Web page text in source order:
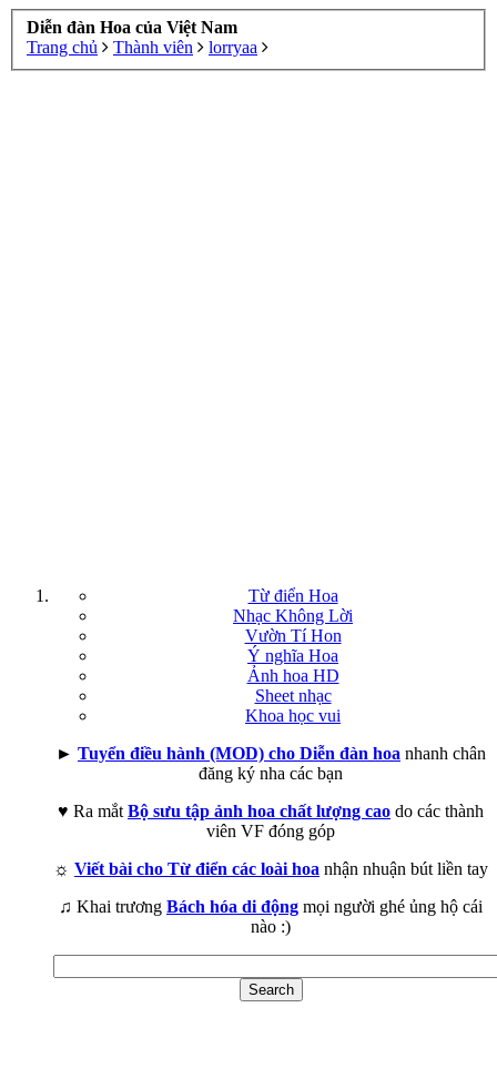
Diễn đàn Hoa của Việt Nam
Trang chủ
Thành viên lorryaa
Từ điển Hoa
Nhạc Không Lời
Vườn Tí Hon
Ý nghĩa Hoa
Ảnh hoa HD
Sheet nhạc
Khoa học vui
► Tuyển điều hành (MOD) cho Diễn đàn hoa nhanh chân
đăng ký nha các bạn
♥ Ra mắt Bộ sưu tập ảnh hoa chất lượng cao do các thành
viên VF đóng góp
☼ Viết bài cho Từ điển các loài hoa nhận nhuận bút liền tay
♫ Khai trương Bách hóa di động mọi người ghé ủng hộ cái
nào :)